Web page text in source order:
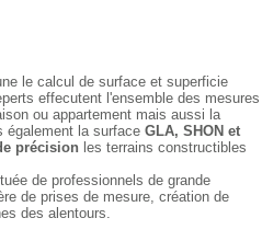
le calcul de surface et superficie
effecutent l'ensemble des mesures
ou appartement mais aussi la
également la surface GLA, SHON et
précision les terrains constructibles
de professionnels de grande
de prises de mesure, création de
des alentours.